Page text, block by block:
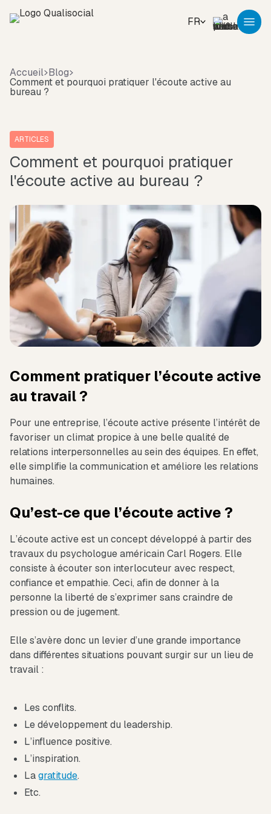
FR
Accueil Blog
Comment et pourquoi pratiquer l'écoute active au
bureau ?
ARTICLES
Comment et pourquoi pratiquer
l'écoute active au bureau ?
Comment pratiquer l’écoute active
au travail ?
Pour une entreprise, l’écoute active présente l’intérêt de
favoriser un climat propice à une belle qualité de
relations interpersonnelles au sein des équipes. En effet,
elle simplifie la communication et améliore les relations
humaines.
Qu’est-ce que l’écoute active ?
L’écoute active est un concept développé à partir des
travaux du psychologue américain Carl Rogers. Elle
consiste à écouter son interlocuteur avec respect,
confiance et empathie. Ceci, afin de donner à la
personne la liberté de s’exprimer sans craindre de
pression ou de jugement.
Elle s’avère donc un levier d’une grande importance
dans différentes situations pouvant surgir sur un lieu de
travail :
Les conflits.
Le développement du leadership.
L’influence positive.
L’inspiration.
Lagratitude.
Etc.